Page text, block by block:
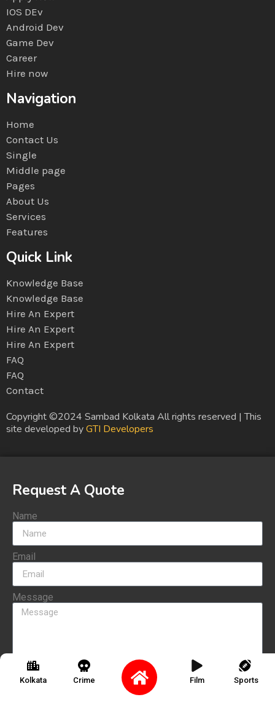
Kolkata Crime Film Sports
IOS DEv
Android Dev
Game Dev
Career
Hire now
Navigation
Home
Contact Us
Single
Middle page
Pages
About Us
Services
Features
Quick Link
Knowledge Base
Knowledge Base
Hire An Expert
Hire An Expert
Hire An Expert
FAQ
FAQ
Contact
Copyright ©2024 Sambad Kolkata All rights reserved | This
site developed byGTI Developers
Request A Quote
Name
Email
Message
Send